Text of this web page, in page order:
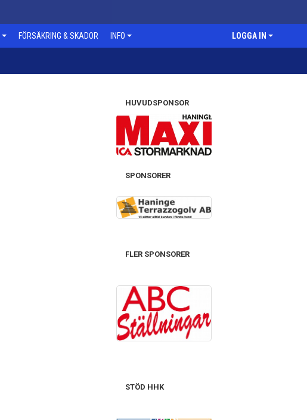
FÖRSÄKRING & SKADOR INFO LOGGA IN
HUVUDSPONSOR
SPONSORER
FLER SPONSORER
STÖD HHK